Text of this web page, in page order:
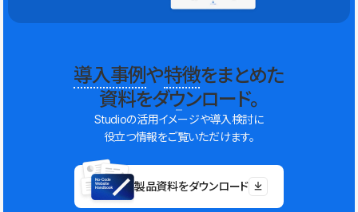
導入事例や特徴をまとめた
資料をダウンロード。
Studioの活用イメージや導入検討に
役立つ情報をご覧いただけます。
製品資料をダウンロード